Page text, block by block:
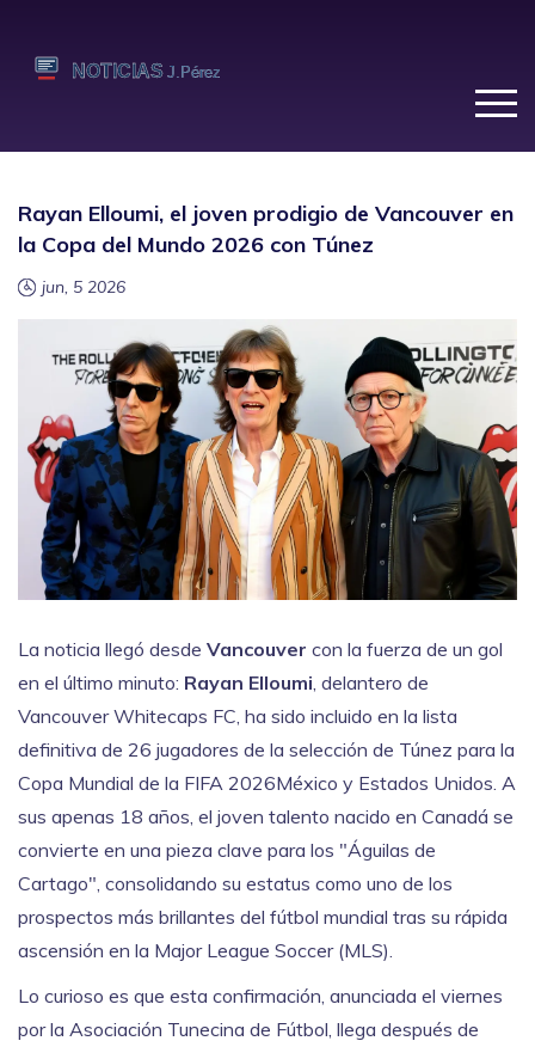
Rayan Elloumi, el joven prodigio de Vancouver en
la Copa del Mundo 2026 con Túnez
jun, 5 2026
La noticia llegó desde Vancouver con la fuerza de un gol
en el último minuto: Rayan Elloumi, delantero de
Vancouver Whitecaps FC, ha sido incluido en la lista
definitiva de 26 jugadores de la selección de Túnez para la
Copa Mundial de la FIFA 2026México y Estados Unidos. A
sus apenas 18 años, el joven talento nacido en Canadá se
convierte en una pieza clave para los "Águilas de
Cartago", consolidando su estatus como uno de los
prospectos más brillantes del fútbol mundial tras su rápida
ascensión en la Major League Soccer (MLS).
Lo curioso es que esta confirmación, anunciada el viernes
por la Asociación Tunecina de Fútbol, llega después de